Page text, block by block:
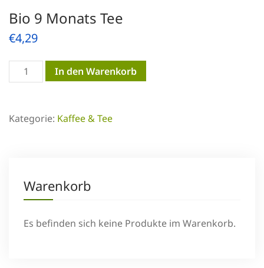
Bio 9 Monats Tee
€4,29
9
Tee
In den Warenkorb
Kategorie: Kaffee & Tee
Warenkorb
Es befinden sich keine Produkte im Warenkorb.